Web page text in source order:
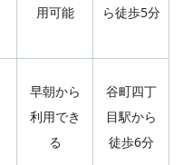
用可能
ら徒歩5分
早朝から
利用でき
る
谷町四丁
目駅から
徒歩6分